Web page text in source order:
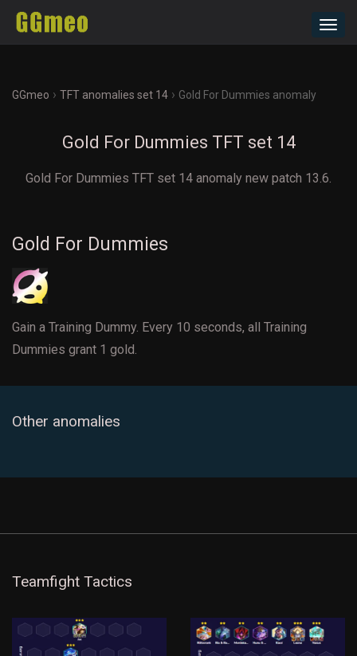
GGmeo › TFT anomalies set 14 › Gold For Dummies anomaly
Gold For Dummies TFT set 14
Gold For Dummies TFT set 14 anomaly new patch 13.6.
Gold For Dummies
Gain a Training Dummy. Every 10 seconds, all Training
Dummies grant 1 gold.
Other anomalies
Teamfight Tactics